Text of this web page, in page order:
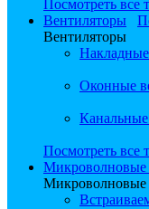
Посмотреть все
Вентиляторы
Вентиляторы
Оконные
Посмотреть все
Микроволновые
Микроволновые